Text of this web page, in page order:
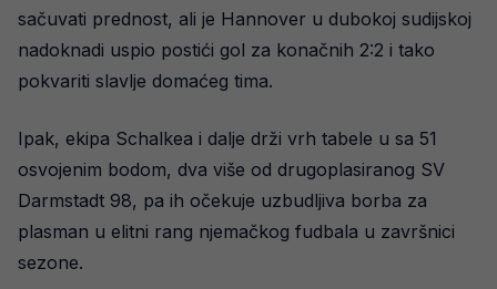
sačuvati prednost, ali je Hannover u dubokoj sudijskoj
nadoknadi uspio postići gol za konačnih 2:2 i tako
pokvariti slavlje domaćeg tima.
Ipak, ekipa Schalkea i dalje drži vrh tabele u sa 51
osvojenim bodom, dva više od drugoplasiranog SV
Darmstadt 98, pa ih očekuje uzbudljiva borba za
plasman u elitni rang njemačkog fudbala u završnici
sezone.